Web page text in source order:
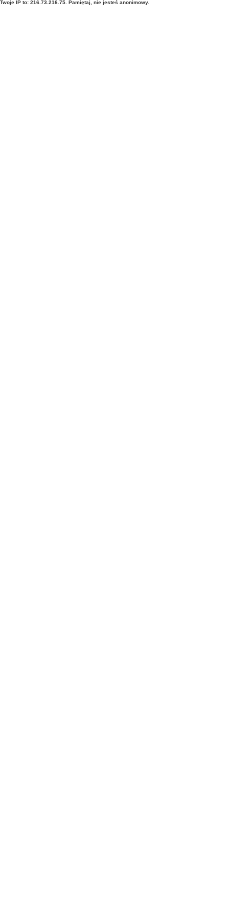
Twoje IP to: 216.73.216.75. Pamiętaj, nie jesteś anonimowy.